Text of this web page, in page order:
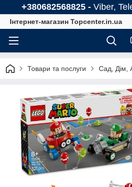
+380682568825 - Viber,
Інтернет-магазин Topcenter.in.ua
Товари та послуги Сад, Дім,